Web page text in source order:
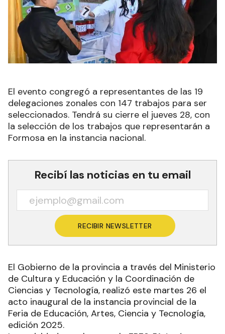
El evento congregó a representantes de las 19
delegaciones zonales con 147 trabajos para ser
seleccionados. Tendrá su cierre el jueves 28, con
la selección de los trabajos que representarán a
Formosa en la instancia nacional.
Recibí las noticias en tu email
RECIBIR NEWSLETTER
El Gobierno de la provincia a través del Ministerio
de Cultura y Educación y la Coordinación de
Ciencias y Tecnología, realizó este martes 26 el
acto inaugural de la instancia provincial de la
Feria de Educación, Artes, Ciencia y Tecnología,
edición 2025.